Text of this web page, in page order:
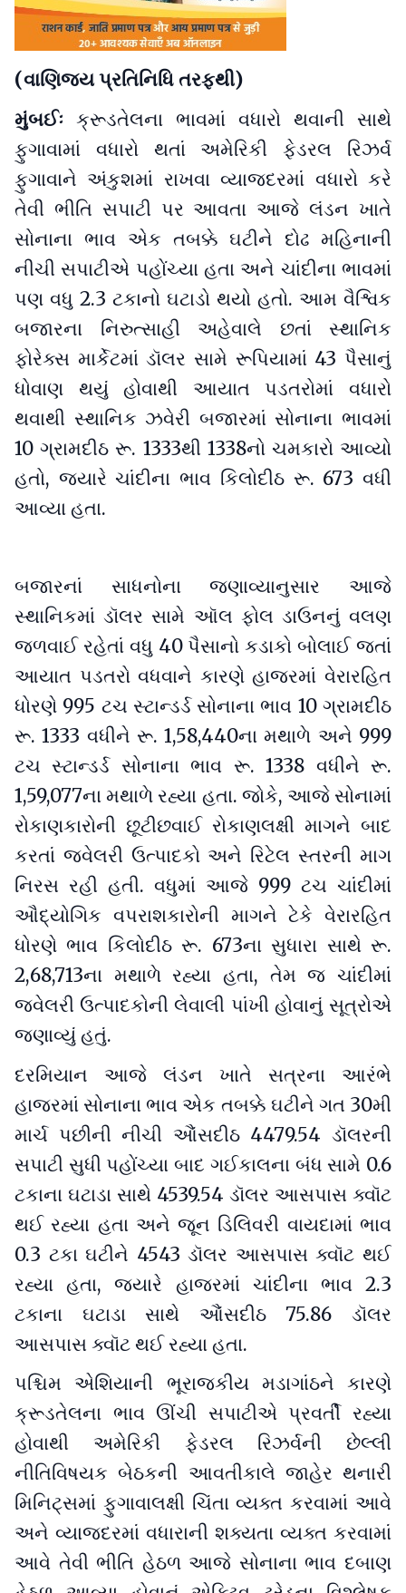
(વાણિજ્ય પ્રતિનિધિ તરફથી)
મુંબઈઃ ક્રૂડતેલના ભાવમાં વધારો થવાની સાથે
ફુગાવામાં વધારો થતાં અમેરિકી ફેડરલ રિઝર્વ
ફુગાવાને અંકુશમાં રાખવા વ્યાજદરમાં વધારો કરે
તેવી ભીતિ સપાટી પર આવતા આજે લંડન ખાતે
સોનાના ભાવ એક તબક્કે ઘટીને દોઢ મહિનાની
નીચી સપાટીએ પહોંચ્યા હતા અને ચાંદીના ભાવમાં
પણ વધુ 2.3 ટકાનો ઘટાડો થયો હતો. આમ વૈશ્વિક
બજારના નિરુત્સાહી અહેવાલે છતાં સ્થાનિક
ફોરેક્સ માર્કેટમાં ડૉલર સામે રૂપિયામાં 43 પૈસાનું
ધોવાણ થયું હોવાથી આયાત પડતરોમાં વધારો
થવાથી સ્થાનિક ઝવેરી બજારમાં સોનાના ભાવમાં
10 ગ્રામદીઠ રૂ. 1333થી 1338નો ચમકારો આવ્યો
હતો, જ્યારે ચાંદીના ભાવ કિલોદીઠ રૂ. 673 વધી
આવ્યા હતા.
બજારનાં સાધનોના જણાવ્યાનુસાર આજે
સ્થાનિકમાં ડૉલર સામે ઑલ ફોલ ડાઉનનું વલણ
જળવાઈ રહેતાં વધુ 40 પૈસાનો કડાકો બોલાઈ જતાં
આયાત પડતરો વધવાને કારણે હાજરમાં વેરારહિત
ધોરણે 995 ટચ સ્ટાન્ડર્ડ સોનાના ભાવ 10 ગ્રામદીઠ
રૂ. 1333 વધીને રૂ. 1,58,440ના મથાળે અને 999
ટચ સ્ટાન્ડર્ડ સોનાના ભાવ રૂ. 1338 વધીને રૂ.
1,59,077ના મથાળે રહ્યા હતા. જોકે, આજે સોનામાં
રોકાણકારોની છૂટીછવાઈ રોકાણલક્ષી માગને બાદ
કરતાં જ્વેલરી ઉત્પાદકો અને રિટેલ સ્તરની માગ
નિરસ રહી હતી. વધુમાં આજે 999 ટચ ચાંદીમાં
ઔદ્યોગિક વપરાશકારોની માગને ટેકે વેરારહિત
ધોરણે ભાવ કિલોદીઠ રૂ. 673ના સુધારા સાથે રૂ.
2,68,713ના મથાળે રહ્યા હતા, તેમ જ ચાંદીમાં
જ્વેલરી ઉત્પાદકોની લેવાલી પાંખી હોવાનું સૂત્રોએ
જણાવ્યું હતું.
દરમિયાન આજે લંડન ખાતે સત્રના આરંભે
હાજરમાં સોનાના ભાવ એક તબક્કે ઘટીને ગત 30મી
માર્ચ પછીની નીચી આૈંસદીઠ 4479.54 ડૉલરની
સપાટી સુધી પહોંચ્યા બાદ ગઈકાલના બંધ સામે 0.6
ટકાના ઘટાડા સાથે 4539.54 ડૉલર આસપાસ ક્વૉટ
થઈ રહ્યા હતા અને જૂન ડિલિવરી વાયદામાં ભાવ
0.3 ટકા ઘટીને 4543 ડૉલર આસપાસ ક્વૉટ થઈ
રહ્યા હતા, જ્યારે હાજરમાં ચાંદીના ભાવ 2.3
ટકાના ઘટાડા સાથે આૈંસદીઠ 75.86 ડૉલર
આસપાસ ક્વૉટ થઈ રહ્યા હતા.
પશ્ચિમ એશિયાની ભૂરાજકીય મડાગાંઠને કારણે
ક્રૂડતેલના ભાવ ઊંચી સપાટીએ પ્રવર્તી રહ્યા
હોવાથી અમેરિકી ફેડરલ રિઝર્વની છેલ્લી
નીતિવિષયક બેઠકની આવતીકાલે જાહેર થનારી
મિનિટ્સમાં ફુગાવાલક્ષી ચિંતા વ્યક્ત કરવામાં આવે
અને વ્યાજદરમાં વધારાની શક્યતા વ્યક્ત કરવામાં
આવે તેવી ભીતિ હેઠળ આજે સોનાના ભાવ દબાણ